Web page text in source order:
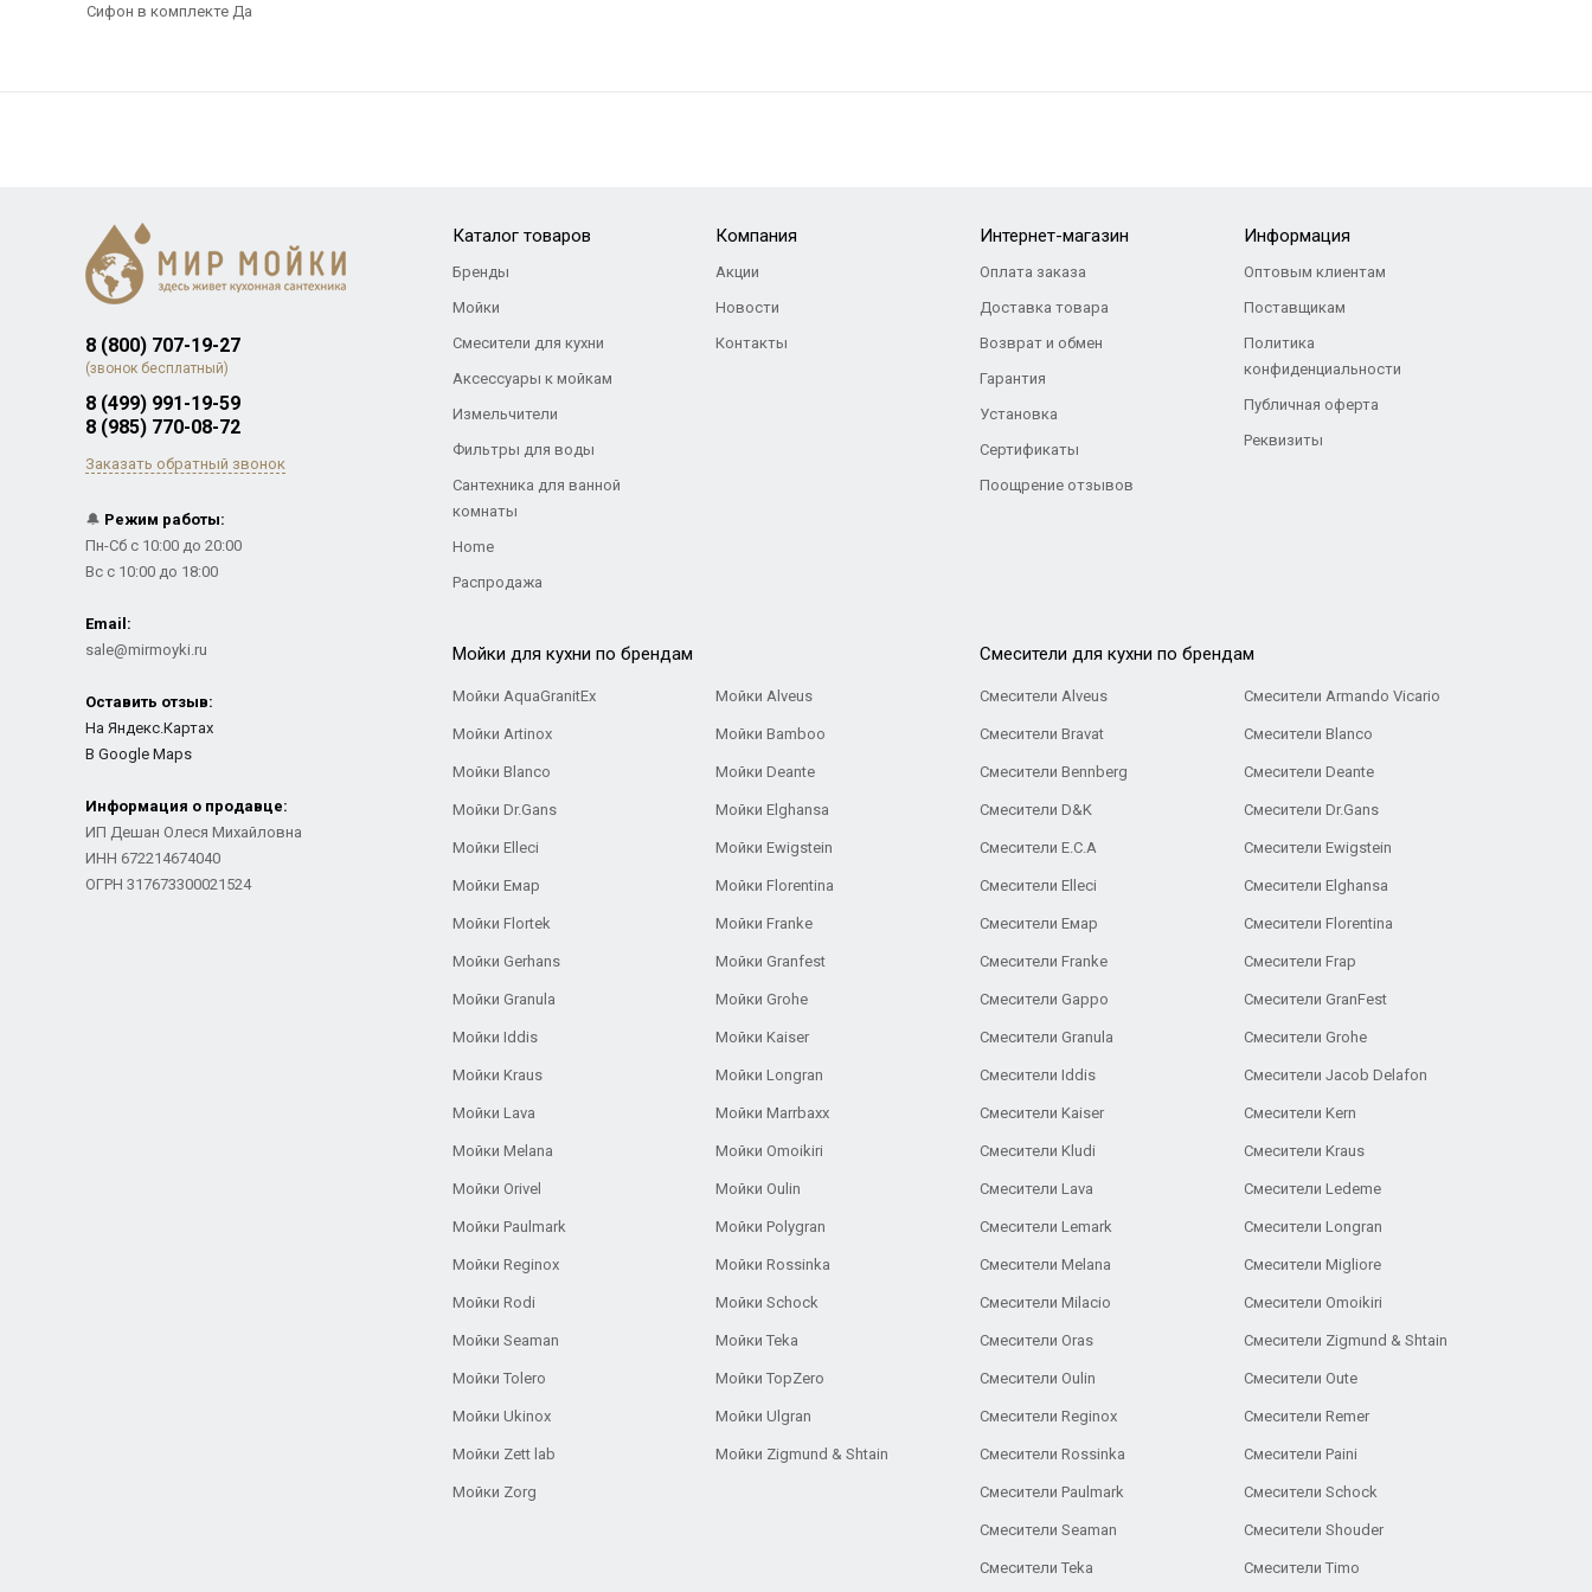
Сифон в комплекте Да
8 (800) 707-19-27
(звонок бесплатный)
8 (499) 991-19-59
8 (985) 770-08-72
Заказать обратный звонок
🔔 Режим работы:
Пн-Сб с 10:00 до 20:00
Вс с 10:00 до 18:00
Email:
sale@mirmoyki.ru
Оставить отзыв:
На Яндекс.Картах
В Google Maps
Информация о продавце:
ИП Дешан Олеся Михайловна
ИНН 672214674040
ОГРН 317673300021524
Каталог товаров
Бренды
Мойки
Смесители для кухни
Аксессуары к мойкам
Измельчители
Фильтры для воды
Сантехника для ванной
комнаты
Home
Распродажа
Компания
Акции
Новости
Контакты
Интернет-магазин
Оплата заказа
Доставка товара
Возврат и обмен
Гарантия
Установка
Сертификаты
Поощрение отзывов
Информация
Оптовым клиентам
Поставщикам
Политика
конфиденциальности
Публичная оферта
Реквизиты
Мойки для кухни по брендам
Мойки AquaGranitEx Мойки Alveus
Мойки Artinox Мойки Bamboo
Мойки Blanco Мойки Deante
Мойки Dr.Gans Мойки Elghansa
Мойки Elleci Мойки Ewigstein
Мойки Емар Мойки Florentina
Мойки Flortek Мойки Franke
Мойки Gerhans Мойки Granfest
Мойки Granula Мойки Grohe
Мойки Iddis Мойки Kaiser
Мойки Kraus Мойки Longran
Мойки Lava Мойки Marrbaxx
Мойки Melana Мойки Omoikiri
Мойки Orivel Мойки Oulin
Мойки Paulmark Мойки Polygran
Мойки Reginox Мойки Rossinka
Мойки Rodi Мойки Schock
Мойки Seaman Мойки Teka
Мойки Tolero Мойки TopZero
Мойки Ukinox Мойки Ulgran
Мойки Zett lab Мойки Zigmund & Shtain
Мойки Zorg
Cмесители для кухни по брендам
Смесители Alveus Смесители Armando Vicario
Смесители Bravat Смесители Blanco
Смесители Bennberg Смесители Deante
Смесители D&K Смесители Dr.Gans
Смесители E.C.A Cмесители Ewigstein
Смесители Elleci Смесители Elghansa
Смесители Емар Смесители Florentina
Смесители Franke Смесители Frap
Смесители Gappo Смесители GranFest
Смесители Granula Смесители Grohe
Смесители Iddis Смесители Jacob Delafon
Смесители Kaiser Смесители Kern
Смесители Kludi Смесители Kraus
Смесители Lava Смесители Ledeme
Смесители Lemark Смесители Longran
Смесители Melana Смесители Migliore
Смесители Milacio Смесители Omoikiri
Смесители Oras Смесители Zigmund & Shtain
Смесители Oulin Смесители Oute
Смесители Reginox Смесители Remer
Смесители Rossinka Смесители Paini
Смесители Paulmark Смесители Schock
Смесители Seaman Смесители Shouder
Смесители Teka Смесители Timo